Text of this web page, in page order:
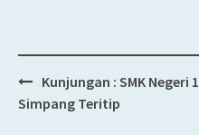
Post
navigation
Kunjungan : SMK Negeri 1
Simpang Teritip